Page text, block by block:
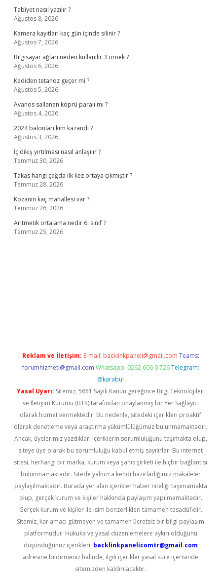
Tabiyet nasıl yazılır ?
Ağustos 8, 2026
Kamera kayıtları kaç gün içinde silinir ?
Ağustos 7, 2026
Bilgisayar ağları neden kullanılır 3 örnek ?
Ağustos 6, 2026
Kediden tetanoz geçer mi ?
Ağustos 5, 2026
Avanos sallanan köprü paralı mı ?
Ağustos 4, 2026
2024 balonları kim kazandı ?
Ağustos 3, 2026
İç dikiş yırtılması nasıl anlaşılır ?
Temmuz 30, 2026
Takas hangi çağda ilk kez ortaya çıkmıştır ?
Temmuz 28, 2026
Kozanın kaç mahallesi var ?
Temmuz 26, 2026
Aritmetik ortalama nedir 6. sınıf ?
Temmuz 25, 2026
Reklam ve İletişim: E-mail: backlinkpaneli@gmail.com Teams:
forumhizmeti@gmail.com Whatsapp: 0262 606 0 726 Telegram:
@karabul
Yasal Uyarı: Sitemiz, 5651 Sayılı Kanun gereğince Bilgi Teknolojileri
ve İletişim Kurumu (BTK) tarafından onaylanmış bir Yer Sağlayıcı
olarak hizmet vermektedir. Bu nedenle, sitedeki içerikleri proaktif
olarak denetleme veya araştırma yükümlülüğümüz bulunmamaktadır.
Ancak, üyelerimiz yazdıkları içeriklerin sorumluluğunu taşımakta olup,
siteye üye olarak bu sorumluluğu kabul etmiş sayılırlar. Bu internet
sitesi, herhangi bir marka, kurum veya şahıs şirketi ile hiçbir bağlantısı
bulunmamaktadır. Sitede yalnızca kendi hazırladığımız makaleler
paylaşılmaktadır. Burada yer alan içerikler haber niteliği taşımamakta
olup, gerçek kurum ve kişiler hakkında paylaşım yapılmamaktadır.
Gerçek kurum ve kişiler ile isim benzerlikleri tamamen tesadüfidir.
Sitemiz, kar amacı gütmeyen ve tamamen ücretsiz bir bilgi paylaşım
platformudur. Hukuka ve yasal düzenlemelere aykırı olduğunu
düşündüğünüz içerikleri, backlinkpanelicomtr@gmail.com
adresine bildirmeniz halinde, ilgili içerikler yasal süre içerisinde
sitemizden kaldırılacaktır.